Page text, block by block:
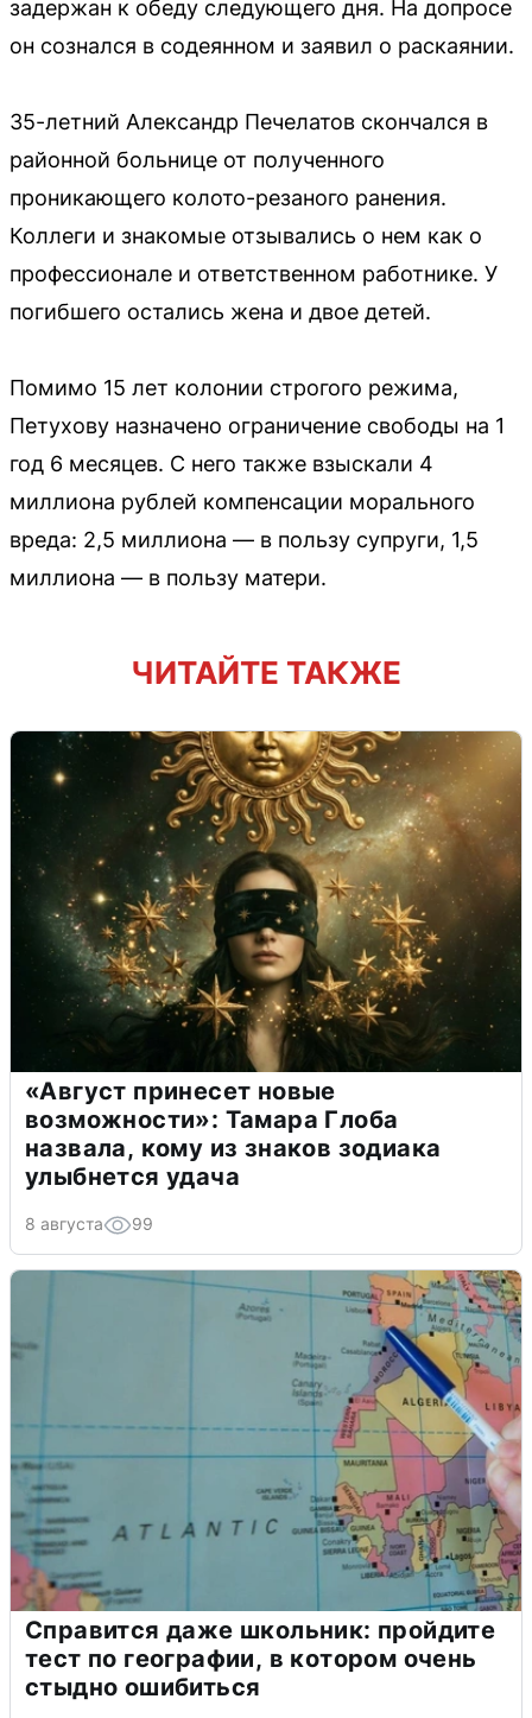
задержан к обеду следующего дня. На допросе
он сознался в содеянном и заявил о раскаянии.
35-летний Александр Печелатов скончался в
районной больнице от полученного
проникающего колото-резаного ранения.
Коллеги и знакомые отзывались о нем как о
профессионале и ответственном работнике. У
погибшего остались жена и двое детей.
Помимо 15 лет колонии строгого режима,
Петухову назначено ограничение свободы на 1
год 6 месяцев. С него также взыскали 4
миллиона рублей компенсации морального
вреда: 2,5 миллиона — в пользу супруги, 1,5
миллиона — в пользу матери.
ЧИТАЙТЕ ТАКЖЕ
«Август принесет новые
возможности»: Тамара Глоба
назвала, кому из знаков зодиака
улыбнется удача
8 августа 99
Справится даже школьник: пройдите
тест по географии, в котором очень
стыдно ошибиться